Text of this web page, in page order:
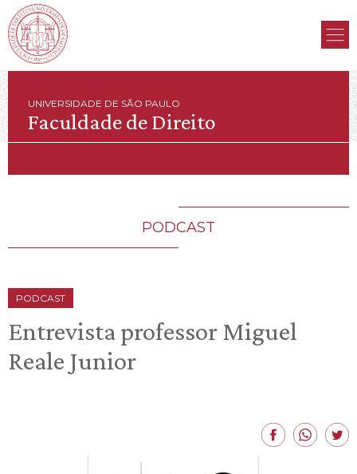
UNIVERSIDADE DE SÃO PAULO
Faculdade de Direito
PODCAST
PODCAST
Entrevista professor Miguel
Reale Junior